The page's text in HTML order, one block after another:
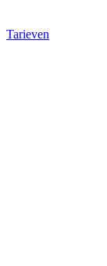
Tarieven